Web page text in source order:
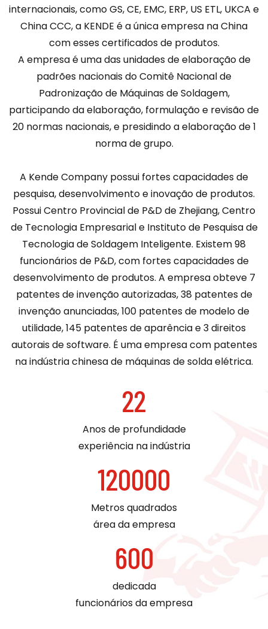
internacionais, como GS, CE, EMC, ERP, US ETL, UKCA e
China CCC, a KENDE é a única empresa na China
com esses certificados de produtos.
A empresa é uma das unidades de elaboração de
padrões nacionais do Comitê Nacional de
Padronização de Máquinas de Soldagem,
participando da elaboração, formulação e revisão de
20 normas nacionais, e presidindo a elaboração de 1
norma de grupo.
A Kende Company possui fortes capacidades de
pesquisa, desenvolvimento e inovação de produtos.
Possui Centro Provincial de P&D de Zhejiang, Centro
de Tecnologia Empresarial e Instituto de Pesquisa de
Tecnologia de Soldagem Inteligente. Existem 98
funcionários de P&D, com fortes capacidades de
desenvolvimento de produtos. A empresa obteve 7
patentes de invenção autorizadas, 38 patentes de
invenção anunciadas, 100 patentes de modelo de
utilidade, 145 patentes de aparência e 3 direitos
autorais de software. É uma empresa com patentes
na indústria chinesa de máquinas de solda elétrica.
22
Anos de profundidade
experiência na indústria
120000
Metros quadrados
área da empresa
600
dedicada
funcionários da empresa